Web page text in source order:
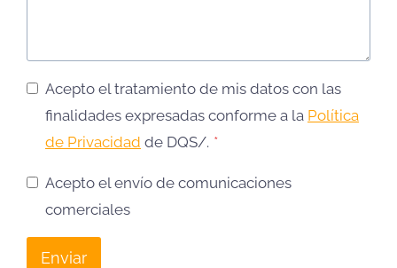
Acepto el tratamiento de mis datos con las
finalidades expresadas conforme a la Política
de Privacidad de DQS/. *
Acepto el envío de comunicaciones
comerciales
Enviar